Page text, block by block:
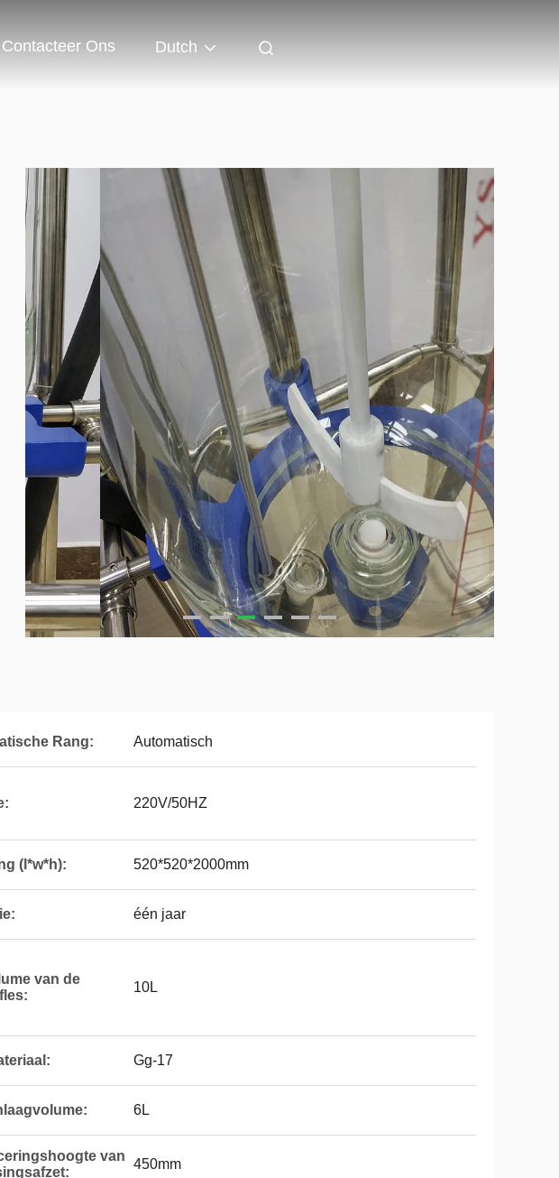
Contacteer Ons Dutch
Rang: Automatisch
220V/50HZ
(l*w*h): 520*520*2000mm
één jaar
van de
10L
Gg-17
6L
van
450mm